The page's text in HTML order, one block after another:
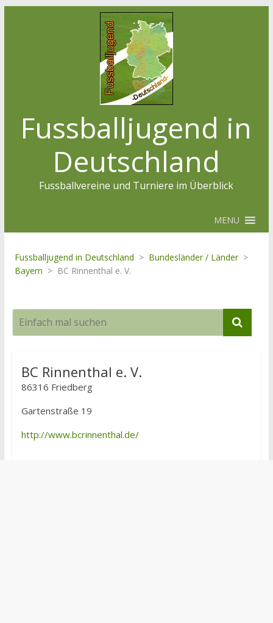
Fussballjugend in
Deutschland
Fussballvereine und Turniere im Überblick
MENU
Fussballjugend in Deutschland > Bundesländer / Länder >
Bayern > BC Rinnenthal e. V.
BC Rinnenthal e. V.
86316 Friedberg
Gartenstraße 19
http://www.bcrinnenthal.de/